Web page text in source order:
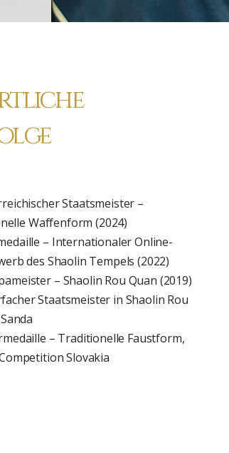
Staatsmeister –
Waffenform (2024)
– Internationaler Online-
des Shaolin Tempels (2022)
– Shaolin Rou Quan (2019)
Staatsmeister in Shaolin Rou
– Traditionelle Faustform,
Slovakia